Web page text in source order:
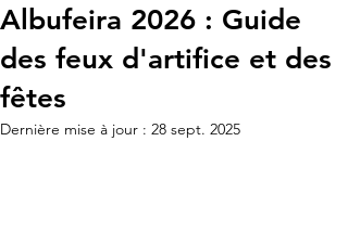
Albufeira 2026 : Guide
des feux d'artifice et des
fêtes
Dernière mise à jour : 28 sept. 2025